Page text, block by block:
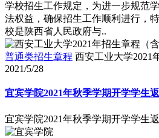
学校招生工作规定，为进一步规范
法权益，确保招生工作顺利进行，
校是陕西省人民政府与..
普通类招生章程 西安工业大学2021
2021/5/28
宜宾学院2021年秋季学期开学学生
宜宾学院2021年秋季学期开学学生